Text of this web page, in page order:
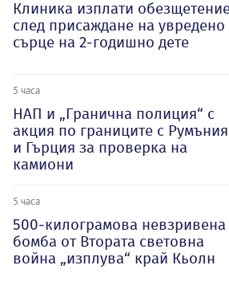
Клиника изплати
след присаждане на увредено
сърце на 2-годишно дете
5 часа
НАП и „Гранична полиция“ с
акция по границите с Румъния
и Гърция за проверка на
камиони
5 часа
500-килограмова невзривена
бомба от Втората световна
война „изплува“ край Кьолн